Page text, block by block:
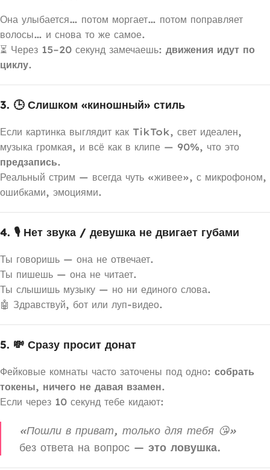
Она улыбается… потом моргает… потом поправляет
волосы… и снова то же самое.
⏳ Через 15–20 секунд замечаешь: движения идут по
циклу.
3. 🕒 Слишком «киношный» стиль
Если картинка выглядит как TikTok, свет идеален,
музыка громкая, и всё как в клипе — 90%, что это
предзапись.
Реальный стрим — всегда чуть «живее», с микрофоном,
ошибками, эмоциями.
4. 🎙 Нет звука / девушка не двигает губами
Ты говоришь — она не отвечает.
Ты пишешь — она не читает.
Ты слышишь музыку — но ни единого слова.
🤖 Здравствуй, бот или луп-видео.
5. 💸 Сразу просит донат
Фейковые комнаты часто заточены под одно: собрать
токены, ничего не давая взамен.
Если через 10 секунд тебе кидают:
«Пошли в приват, только для тебя 😘»
без ответа на вопрос — это ловушка.